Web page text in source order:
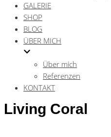
GALERIE
SHOP
BLOG
ÜBER MICH
Über mich
Referenzen
KONTAKT
Living Coral